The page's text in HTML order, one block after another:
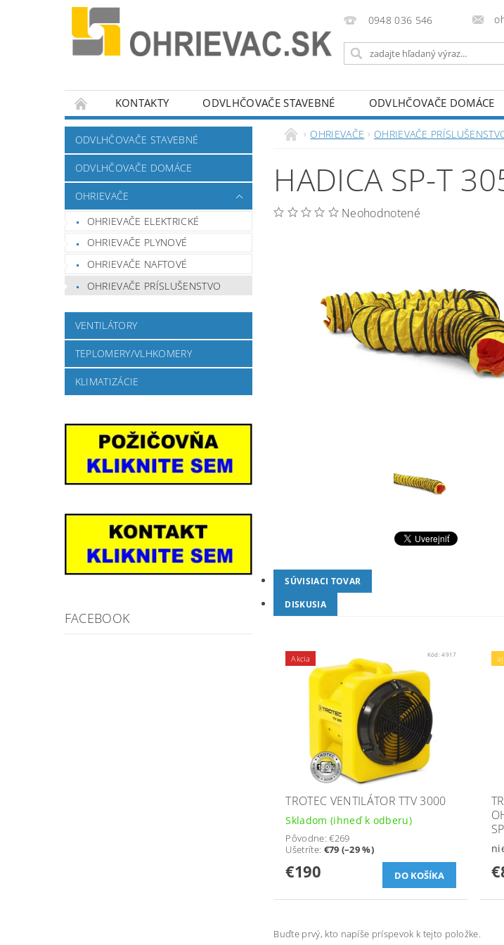
0948 036 546
KONTAKTY ODVLHČOVAČE STAVEBNÉ ODVLHČOVAČE DOMÁCE
TEPLOMERY/VLHKOMERY
KLIMATIZÁCIE OBCHODNÉ PODMIENKY
ATERNATÍVNE RIEŠENIE SPOROV
ODVLHČOVAČE STAVEBNÉ
ODVLHČOVAČE DOMÁCE
OHRIEVAČE
OHRIEVAČE ELEKTRICKÉ
OHRIEVAČE PLYNOVÉ
OHRIEVAČE NAFTOVÉ
OHRIEVAČE PRÍSLUŠENSTVO
VENTILÁTORY
TEPLOMERY/VLHKOMERY
KLIMATIZÁCIE
FACEBOOK
OHRIEVAČE OHRIEVAČE
HADICA SP-T
Neohodnotené
SÚVISIACI TOVAR
DISKUSIA
Akcia Kód:4917
TROTEC VENTILÁTOR TTV 3000
Skladom (ihneď k odberu)
Pôvodne:€269
Ušetríte: €79 (–29 %)
€190
Buďte prvý, kto napíše príspevok k tejto položke.